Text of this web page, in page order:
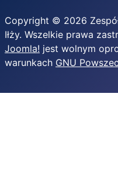
Copyright © 2026
Iłży. Wszelkie prawa
Joomla! jest wolnym
warunkach GNU